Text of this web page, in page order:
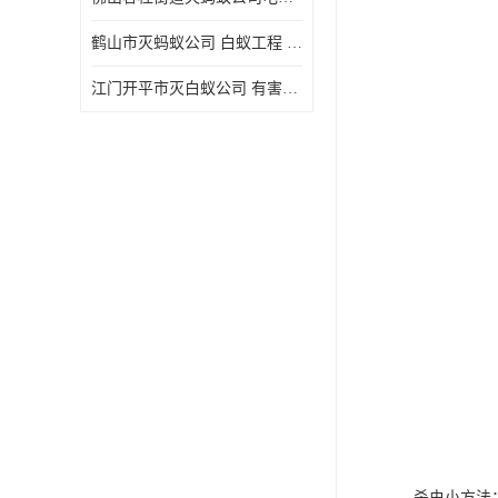
鹤山市灭蚂蚁公司 白蚁工程 欢迎电话咨询 价格优惠
江门开平市灭白蚁公司 有害生物防治 上门服务 确定方案